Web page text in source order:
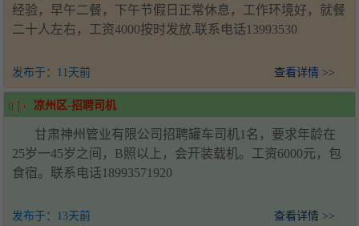
经验，早午二餐，下午节假日正常休息，工作环境好，就餐
二十人左右，工资4000按时发放.联系电话13993530
发布于： 11天前 查看详情 >>
凉州区-招聘司机
甘肃神州管业有限公司招聘罐车司机1名，要求年龄在
25岁一45岁之间，B照以上，会开装载机。工资6000元，包
食宿。联系电话18993571920
发布于： 13天前 查看详情 >>